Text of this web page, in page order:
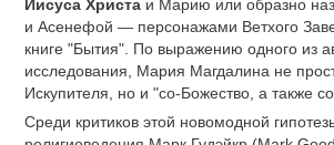
Иисуса Христа и Марию или образно
и Асенефой — персонажами Ветхого
книге "Бытия". По выражению одного из
исследования, Мария Магдалина не
Искупителя, но и "со-Божество, а также
Среди критиков этой новомодной